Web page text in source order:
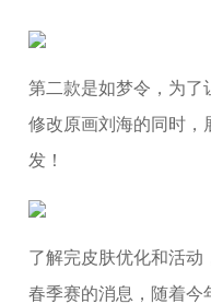
第二款是如梦令，为了
修改原画刘海的同时，
发！
了解完皮肤优化和活动
春季赛的消息，随着今